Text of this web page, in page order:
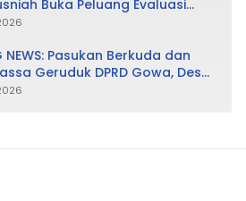
Buka Peluang Evaluasi
Bisa Direvisi Bahkan Diganti
NEWS: Pasukan Berkuda dan
Geruduk DPRD Gowa, Desak
LAD